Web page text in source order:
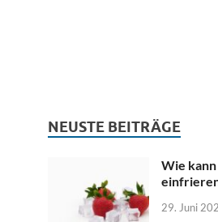
NEUSTE BEITRÄGE
Wie
29. Juni